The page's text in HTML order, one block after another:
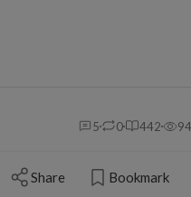
5 0 442
Share Bookmark